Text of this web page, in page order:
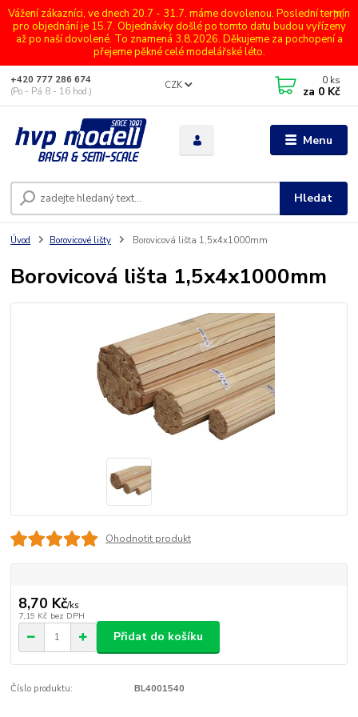
Vážení zákazníci, ve dnech 20.7 - 31.7. máme dovolenou. Poslední termín
pro objednání je 15.7. Objednávky došlé po tomto datu budou vyřízeny
až po naší dovolené. To znamená 3.8.2026. Děkujeme za pochopení a
přejeme pěkné celé modelářské léto.
Menu
CZK
Hledat
+420 777 286 674
(Po - Pá 8 - 16 hod.)
0 ks
za 0 Kč
Úvod Borovicové lišty Borovicová lišta 1,5x4x1000mm
Borovicová lišta 1,5x4x1000mm
Ohodnotit produkt
8,70 Kč/ks
7,19 Kč bez DPH
Přidat do košíku
Číslo produktu: BL4001540